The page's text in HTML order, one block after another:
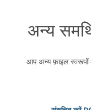
अन्य
आप अन्य फ़ाइल